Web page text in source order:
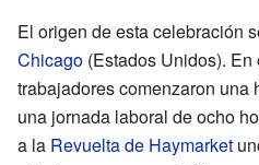
El origen de esta celebración
Chicago (Estados Unidos).
trabajadores comenzaron una
una jornada laboral de ocho
a la Revuelta de Haymarket